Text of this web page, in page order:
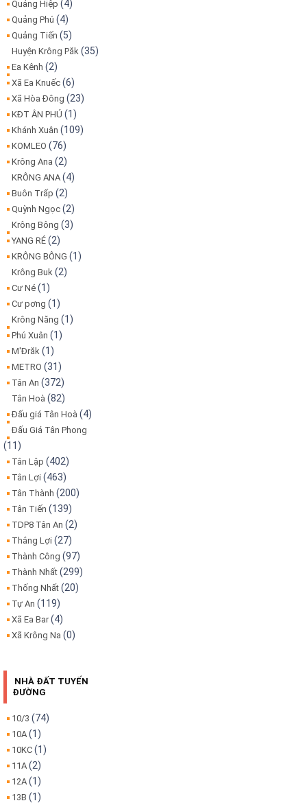
Quảng Hiệp (4)
Quảng Phú (4)
Quảng Tiến (5)
Huyện Krông Păk (35)
Ea Kênh (2)
Xã Ea Knuếc (6)
Xã Hòa Đông (23)
KĐT ÂN PHÚ (1)
Khánh Xuân (109)
KOMLEO (76)
Krông Ana (2)
KRÔNG ANA (4)
Buôn Trấp (2)
Quỳnh Ngọc (2)
Krông Bông (3)
YANG RÉ (2)
KRÔNG BÔNG (1)
Krông Buk (2)
Cư Né (1)
Cư pơng (1)
Krông Năng (1)
Phú Xuân (1)
M'Đrăk (1)
METRO (31)
Tân An (372)
Tân Hoà (82)
Đấu giá Tân Hoà (4)
Đấu Giá Tân Phong
(11)
Tân Lập (402)
Tân Lợi (463)
Tân Thành (200)
Tân Tiến (139)
TDP8 Tân An (2)
Thắng Lợi (27)
Thành Công (97)
Thành Nhất (299)
Thống Nhất (20)
Tự An (119)
Xã Ea Bar(4)
Xã Krông Na (0)
NHÀ ĐẤT TUYẾN
ĐƯỜNG
10/3 (74)
10A (1)
10KC (1)
11A (2)
12A (1)
13B (1)